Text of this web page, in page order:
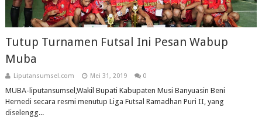
Tutup Turnamen Futsal Ini Pesan Wabup
Muba
Liputansumsel.com Mei 31, 2019 0
MUBA-liputansumsel,Wakil Bupati Kabupaten Musi Banyuasin Beni
Hernedi secara resmi menutup Liga Futsal Ramadhan Puri II, yang
diselengg...